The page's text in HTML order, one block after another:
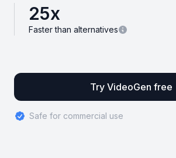
25x
Faster than alternatives
Try VideoGen free
Safe for commercial use